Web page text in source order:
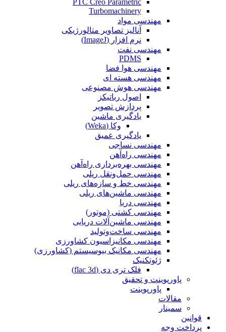
Turbomachinery
مهندسی مواد
آنالیز تصاویر متالورژیکی
نرم افزار (ImageJ)
مهندسی نفت
PDMS
مهندسی هوا فضا
مهندسی هسته ای
مهندسی هوش مصنوعی
اصول رباتیکز
پردازش تصویر
یادگیری ماشین
وکا (Weka)
یادگیری عمیق
مهندسی نساجی
مهندسی راه‌آهن
مهندسی بهره‌برداری راه‌آهن
مهندسی حمل‌ونقل ریلی
مهندسی خط و سازه‌های ریلی
مهندسی ماشین‌های ریلی
مهندسی دریا
مهندسی کشتی (موتور)
مهندسی ماشین‌آلات دریایی
مهندسی ساخت‌وتولید
مهندسی مکانیزاسیون کشاورزی
مهندسی مکانیک بیوسیستم (کشاورزی)
ژئوتکنیک
فلک تری دی (flac 3d)
پاورپوینت و تحقیق
پاورپوینت
مقالات
سمینار
قوانین
پرداخت وجه